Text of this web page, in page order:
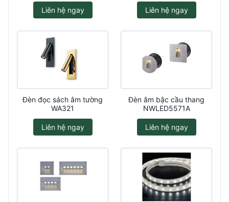
Liên hệ ngay Liên hệ ngay
Đèn đọc sách âm tường
WA321
Liên hệ ngay
Đèn âm bậc cầu thang
NWLED5571A
Liên hệ ngay